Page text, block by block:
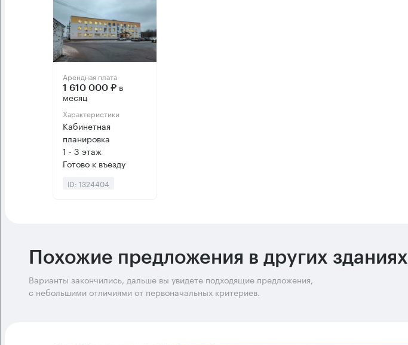
Арендная плата
1 610 000 ₽ в
месяц
Характеристики
Кабинетная
планировка
1 - 3 этаж
Готово к въезду
ID: 1324404
Похожие предложения в других зданиях
Варианты закончились, дальше вы увидете подходящие предложения,
с небольшими отличиями от первоначальных критериев.